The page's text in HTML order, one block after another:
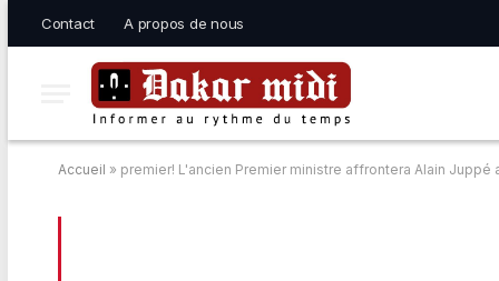
Contact A propos de nous
Accueil » premier! L'ancien Premier ministre affrontera Alain Juppé